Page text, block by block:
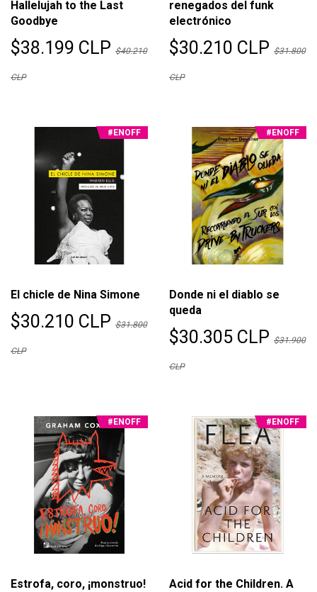
Hallelujah to the Last
Goodbye
$38.199 CLP $40.210
CLP
renegados del funk
electrónico
$30.210 CLP $31.800
CLP
#ENOFF
El chicle de Nina Simone
$30.210 CLP $31.800
CLP
#ENOFF
Donde ni el diablo se
queda
$30.305 CLP $31.900
CLP
#ENOFF
Estrofa, coro, ¡monstruo!
#ENOFF
Acid for the Children. A